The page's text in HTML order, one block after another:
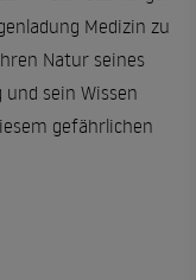
Medizin zu
Natur seines
sein Wissen
gefährlichen